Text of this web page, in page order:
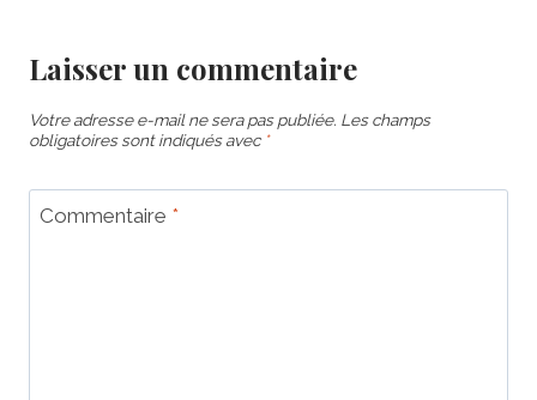
Laisser un commentaire
Votre adresse e-mail ne sera pas publiée. Les champs
obligatoires sont indiqués avec *
Commentaire *